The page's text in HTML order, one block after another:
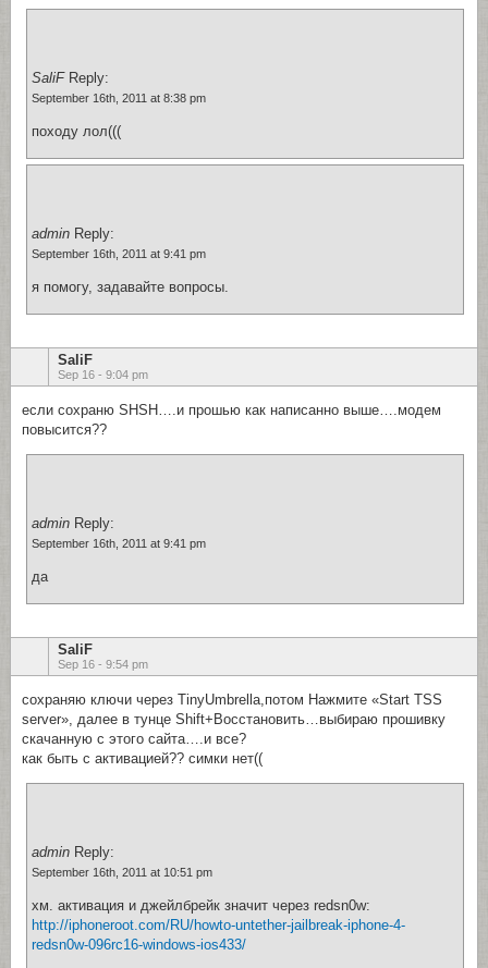
SaliFReply:
September 16th, 2011 at 8:38 pm
походу лол(((
admin Reply:
September 16th, 2011 at 9:41 pm
я помогу, задавайте вопросы.
SaliF
Sep 16 - 9:04 pm
если сохраню SHSH….и прошью как написанно выше….модем
повысится??
admin Reply:
September 16th, 2011 at 9:41 pm
да
SaliF
Sep 16 - 9:54 pm
сохраняю ключи через TinyUmbrella,потом Нажмите «Start TSS
server», далее в тунце Shift+Восстановить…выбираю прошивку
скачанную с этого сайта….и все?
как быть с активацией?? симки нет((
admin Reply:
September 16th, 2011 at 10:51 pm
хм. активация и джейлбрейк значит через redsn0w:
http://iphoneroot.com/RU/howto-untether-jailbreak-iphone-4-
redsn0w-096rc16-windows-ios433/